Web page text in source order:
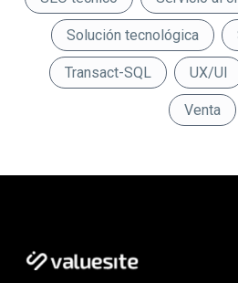
Solución tecnológica
Transact-SQL UX/UI
Venta